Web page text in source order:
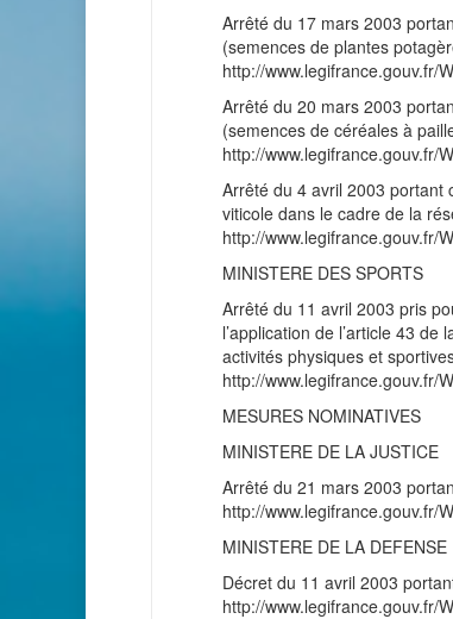
Arrêté du 17 mars 2003
(semences de plantes
http://www.legifrance.gouv.fr/
Arrêté du 20 mars 2003
(semences de céréales à
http://www.legifrance.gouv.fr/
Arrêté du 4 avril 2003 portant
viticole dans le cadre de la
http://www.legifrance.gouv.fr/
MINISTERE DES SPORTS
Arrêté du 11 avril 2003 pris
l’application de l’article 43
activités physiques et
http://www.legifrance.gouv.fr/
MESURES NOMINATIVES
MINISTERE DE LA JUSTICE
Arrêté du 21 mars 2003
http://www.legifrance.gouv.fr/
MINISTERE DE LA DEFENSE
Décret du 11 avril 2003
http://www.legifrance.gouv.fr/